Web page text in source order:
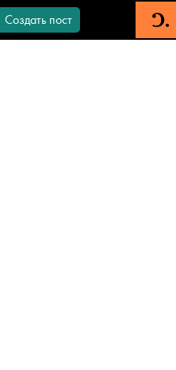
Создать пост